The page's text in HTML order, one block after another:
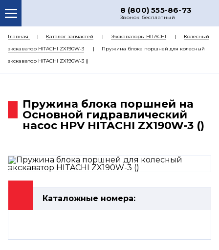
8 (800) 555-86-73
Звонок бесплатный
О НАС
КАТАЛОГ ЗАПЧАСТЕЙ
РЕМОНТ
ЦЕНЫ
КОНТАКТЫ
Главная Каталог запчастей Экскаваторы HITACHI
Колесный
экскаватор HITACHI ZX190W-3
Пружина блока поршней для колесный
экскаватор HITACHI ZX190W-3 ()
Пружина блока поршней на
Основной гидравлический
насос HPV HITACHI ZX190W-3 ()
Каталожные номера: